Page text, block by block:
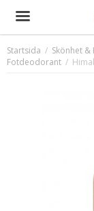
Startsida / Skönhet &
Fotdeodorant /